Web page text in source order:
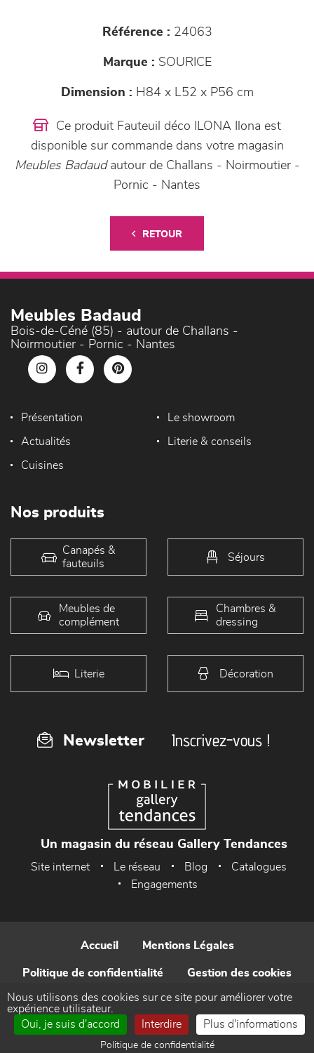
Référence : 24063
Marque : SOURICE
Dimension : H84 x L52 x P56 cm
Ce produit Fauteuil déco ILONA Ilona est
disponible sur commande dans votre magasin
Meubles Badaudautour de Challans - Noirmoutier -
Pornic - Nantes
RETOUR
Meubles Badaud
Bois-de-Céné (85) - autour de Challans -
Noirmoutier - Pornic - Nantes
Présentation Le showroom
Actualités Literie & conseils
Cuisines
Nos produits
Canapés &
fauteuils
Séjours
Meubles de
complément
Chambres &
dressing
Literie Décoration
Newsletter Inscrivez-vous !
Un magasin du réseau Gallery Tendances
Site internet Le réseau Blog
Catalogues
Engagements
Accueil Mentions Légales
Politique de confidentialité Gestion des cookies
Contact
Réalisé par WEB Enseignes
Nous utilisons des cookies sur ce site pour améliorer votre
expérience utilisateur.
Oui, je suis d'accord
Interdire Plus d'informations
Politique de confidentialité